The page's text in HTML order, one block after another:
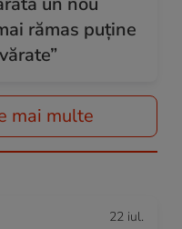
rămas puține
mai multe
22 iul.